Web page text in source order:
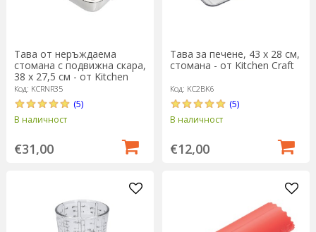
Тава от неръждаема
стомана с подвижна скара,
38 x 27,5 см - от Kitchen
Craft
Код: KCRNR35
(5)
В наличност
€31,00
Тава за печене, 43 х 28 см,
стомана - от Kitchen Craft
Код: KC2BK6
(5)
В наличност
€12,00